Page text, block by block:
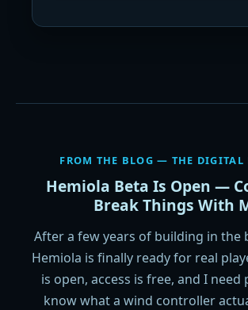
FROM THE BLOG — THE DIGITAL
Hemiola Beta Is Open —
Break Things With
After a few years of building in the
Hemiola is finally ready for real
is open, access is free, and I need
know what a wind controller